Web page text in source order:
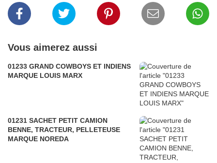
Vous aimerez aussi
01233 GRAND COWBOYS ET INDIENS
MARQUE LOUIS MARX
01231 SACHET PETIT CAMION
BENNE, TRACTEUR, PELLETEUSE
MARQUE NOREDA